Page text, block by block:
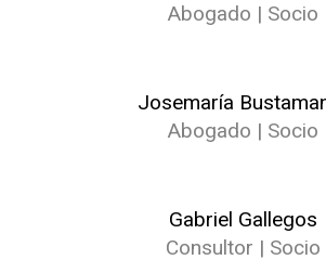
Abogado | Socio
Josemaría
Abogado | Socio
Gabriel Gallegos
Consultor | Socio